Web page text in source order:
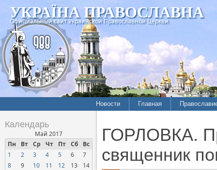
УКРАЇНА ПРАВОСЛАВНА
Официальный сайт Украинской Православной Церкви
Новости
Межконфессиональные
отношения
Нарушения прав
верующих
Главная
История
Хроники
Календарь
Май 2017
Пн
Вт Ср Чт Пт Сб Вс
1 2 3 4 5 6
7
8
9 10 11 12 13
14
ГОРЛОВКА.
священник